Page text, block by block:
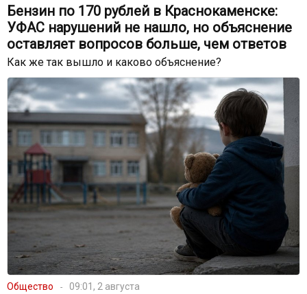
Бензин по 170 рублей в Краснокаменске:
УФАС нарушений не нашло, но объяснение
оставляет вопросов больше, чем ответов
Как же так вышло и каково объяснение?
Общество 09:01, 2 августа